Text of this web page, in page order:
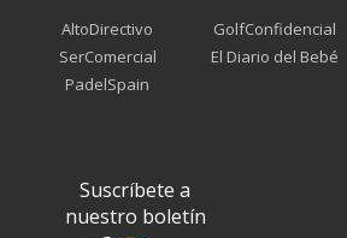
AltoDirectivo
SerComercial
PadelSpain
GolfConfidencial
El Diario del Bebé
Suscríbete a
nuestro boletín